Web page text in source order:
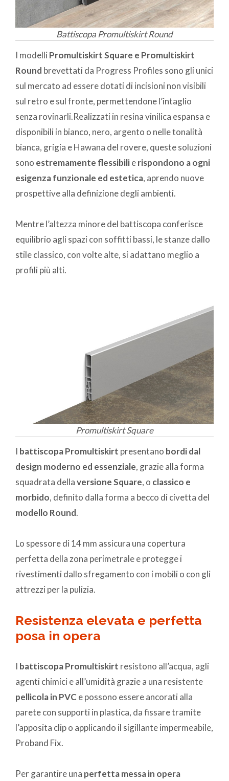
Battiscopa Promultiskirt Round
I modelli Promultiskirt Square e Promultiskirt
Round brevettati da Progress Profiles sono gli unici
sul mercato ad essere dotati di incisioni non visibili
sul retro e sul fronte, permettendone l’intaglio
senza rovinarli.Realizzati in resina vinilica espansa e
disponibili in bianco, nero, argento o nelle tonalità
bianca, grigia e Hawana del rovere, queste soluzioni
sono estremamente flessibilierispondono a ogni
esigenza funzionale ed estetica, aprendo nuove
prospettive alla definizione degli ambienti.
Mentre l’altezza minore del battiscopa conferisce
equilibrio agli spazi con soffitti bassi, le stanze dallo
stile classico, con volte alte, si adattano meglio a
profili più alti.
Promultiskirt Square
I battiscopa Promultiskirt presentano bordi dal
design moderno ed essenziale, grazie alla forma
squadrata dellaversione Square, o classico e
morbido, definito dalla forma a becco di civetta del
modello Round.
Lo spessore di 14 mm assicura una copertura
perfetta della zona perimetrale e protegge i
rivestimenti dallo sfregamento con i mobili o con gli
attrezzi per la pulizia.
Resistenza elevata e perfetta
posa in opera
I battiscopa Promultiskirt resistono all’acqua, agli
agenti chimici e all’umidità grazie a una resistente
pellicola in PVC e possono essere ancorati alla
parete con supporti in plastica, da fissare tramite
l’apposita clip o applicando il sigillante impermeabile,
Proband Fix.
Per garantire una perfetta messa in opera